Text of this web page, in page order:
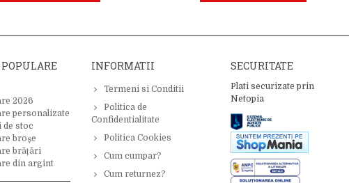
2026
personalizate
stoc
broșe
brățări
din argint
INFORMATII
Termeni si Conditii
Politica de
Confidentialitate
Politica Cookies
Cum cumpar?
Cum returnez?
SECURITATE
Plati securizate prin
Netopia